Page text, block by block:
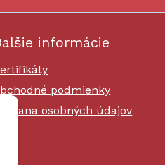
informácie
podmienky
osobných údajov